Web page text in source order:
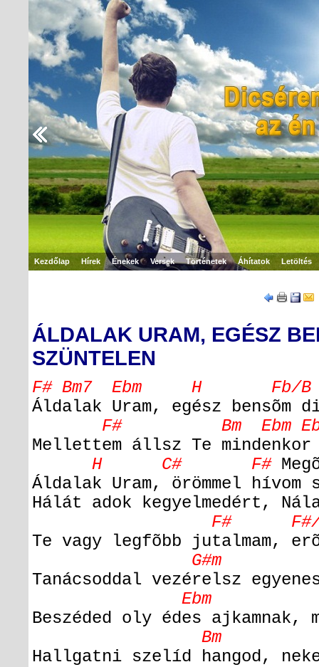
Kezdőlap Hírek Énekek Versek Történetek Áhítatok Letöltés
ÁLDALAK URAM, EGÉSZ
SZÜNTELEN
F# Bm7 Ebm H Fb/
Áldalak Uram, egész bensõm
F# Bm Ebm
Mellettem állsz Te mindenkor
H C# F#
Áldalak Uram, örömmel hívom
Hálát adok kegyelmedért,
F# F#/
Te vagy legfõbb jutalmam,
G#m
Tanácsoddal vezérelsz
Ebm
Beszéded oly édes ajkamnak,
Bm
Hallgatni szelíd hangod,